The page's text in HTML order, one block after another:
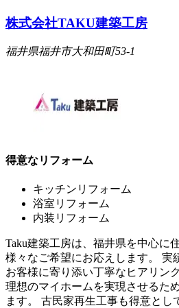
株式会社TAKU建築工房
福井県福井市大和田町53-1
得意なリフォーム
キッチンリフォーム
浴室リフォーム
内装リフォーム
Taku建築工房は、福井県を中心に
様々なご希望にお応えします。 実
お客様に寄り添い丁寧なヒアリン
理想のマイホームを実現させるた
ます。 古民家再生工事も得意とし